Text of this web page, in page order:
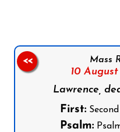
Mass
10 August
Lawrence,
First:
Psalm:
<<